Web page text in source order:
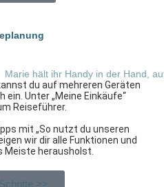
du auf mehreren Geräten
Unter „Meine Einkäufe“
Reiseführer.
mit „So nutzt du unseren
wir dir alle Funktionen und
Meiste herausholst.
>>